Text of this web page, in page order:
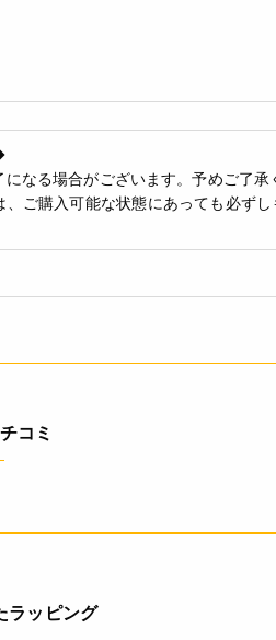
なる場合がございます。予めご了承
、ご購入可能な状態にあっても必ず
コミ
ラッピング